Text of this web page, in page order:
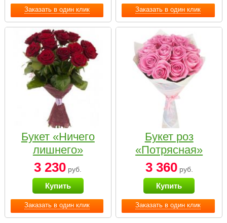
Заказать в один клик Заказать в один клик
Заказать в один клик
Букет «Ничего
лишнего»
3 230 руб.
Купить
Заказать в один клик
Букет роз
«Потрясная»
3 360руб.
Купить